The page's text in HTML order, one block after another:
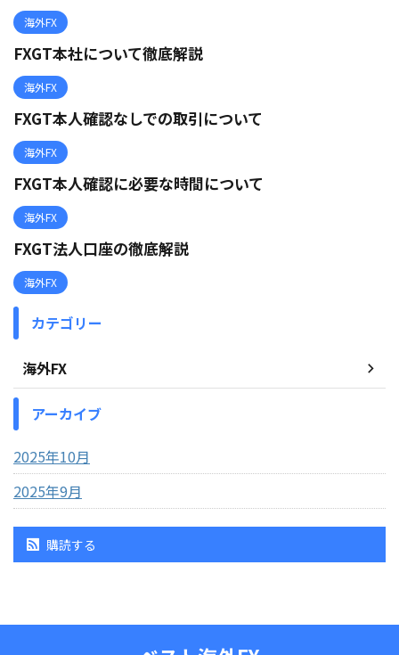
海外FX
FXGT本社について徹底解説
海外FX
FXGT本人確認なしでの取引について
海外FX
FXGT本人確認に必要な時間について
海外FX
FXGT法人口座の徹底解説
海外FX
カテゴリー
海外FX
アーカイブ
2025年10月
2025年9月
購読する